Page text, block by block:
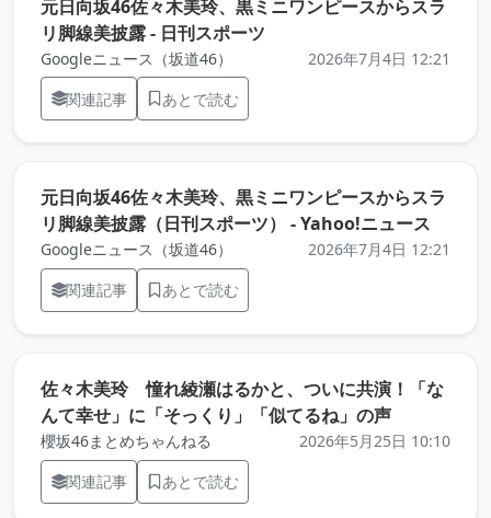
元日向坂46佐々木美玲、黒ミニワンピースからスラ
リ脚線美披露 - 日刊スポーツ
Googleニュース（坂道46）
2026年7月4日 12:21
関連記事
あとで読む
元日向坂46佐々木美玲、黒ミニワンピースからスラ
リ脚線美披露（日刊スポーツ） - Yahoo!ニュース
Googleニュース（坂道46）
2026年7月4日 12:21
関連記事
あとで読む
佐々木美玲 憧れ綾瀬はるかと、ついに共演！「な
んて幸せ」に「そっくり」「似てるね」の声（元記事を
櫻坂46まとめちゃんねる
2026年5月25日 10:10
関連記事
あとで読む